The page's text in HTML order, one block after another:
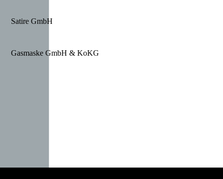
Satire GmbH
Gasmaske GmbH & KoKG